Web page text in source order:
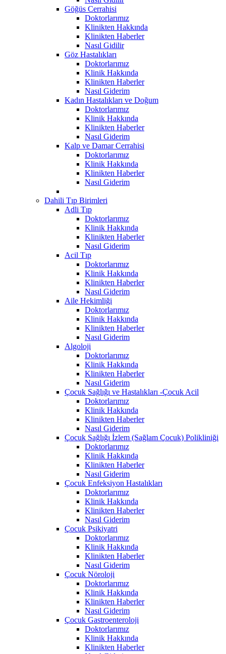
Göğüs Cerrahisi
Doktorlarımız
Klinikten Hakkında
Klinikten Haberler
Nasıl Gidilir
Göz Hastalıkları
Doktorlarımız
Klinik Hakkında
Klinikten Haberler
Nasıl Giderim
Kadın Hastalıkları ve Doğum
Doktorlarımız
Klinik Hakkında
Klinikten Haberler
Nasıl Giderim
Kalp ve Damar Cerrahisi
Doktorlarımız
Klinik Hakkında
Klinikten Haberler
Nasıl Giderim
Dahili Tıp Birimleri
Adli Tıp
Doktorlarımız
Klinik Hakkında
Klinikten Haberler
Nasıl Giderim
Acil Tıp
Doktorlarımız
Klinik Hakkında
Klinikten Haberler
Nasıl Giderim
Aile Hekimliği
Doktorlarımız
Klinik Hakkında
Klinikten Haberler
Nasıl Giderim
Algoloji
Doktorlarımız
Klinik Hakkında
Klinikten Haberler
Nasıl Giderim
Çocuk Sağlığı ve Hastalıkları -Çocuk Acil
Doktorlarımız
Klinik Hakkında
Klinikten Haberler
Nasıl Giderim
Çocuk Sağlığı İzlem (Sağlam Çocuk) Polikliniği
Doktorlarımız
Klinik Hakkında
Klinikten Haberler
Nasıl Giderim
Çocuk Enfeksiyon Hastalıkları
Doktorlarımız
Klinik Hakkında
Klinikten Haberler
Nasıl Giderim
Çocuk Psikiyatri
Doktorlarımız
Klinik Hakkında
Klinikten Haberler
Nasıl Giderim
Çocuk Nöroloji
Doktorlarımız
Klinik Hakkında
Klinikten Haberler
Nasıl Giderim
Çocuk Gastroenteroloji
Doktorlarımız
Klinik Hakkında
Klinikten Haberler